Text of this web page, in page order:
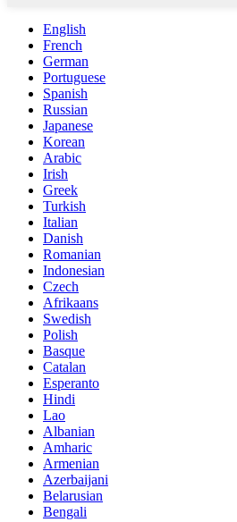
English
French
German
Portuguese
Spanish
Russian
Japanese
Korean
Arabic
Irish
Greek
Turkish
Italian
Danish
Romanian
Indonesian
Czech
Afrikaans
Swedish
Polish
Basque
Catalan
Esperanto
Hindi
Lao
Albanian
Amharic
Armenian
Azerbaijani
Belarusian
Bengali